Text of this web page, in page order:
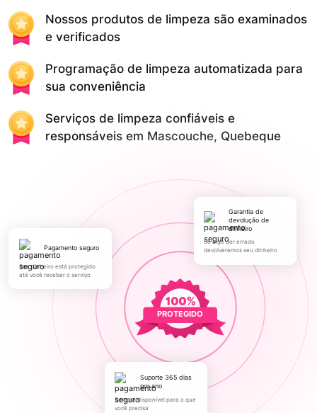
Nossos produtos de limpeza são examinados
e verificados
Programação de limpeza automatizada para
sua conveniência
Serviços de limpeza confiáveis e
responsáveis em Mascouche, Quebeque
PROTEGIDO
pagamento seguro
Seu dinheiro está protegido
até você receber o serviço
Garantia de
devolução de
dinheiro
Se algo der errado
devolveremos seu dinheiro
Suporte 365 dias
por ano
Sempre disponível para o que
você precisa